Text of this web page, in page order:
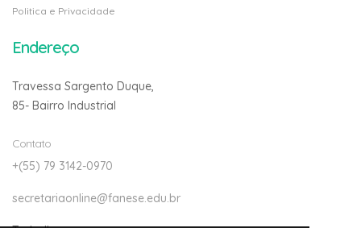
Politica e Privacidade
Endereço
Travessa Sargento Duque,
85- Bairro Industrial
Contato
+(55) 79 3142-0970
secretariaonline@fanese.edu.br